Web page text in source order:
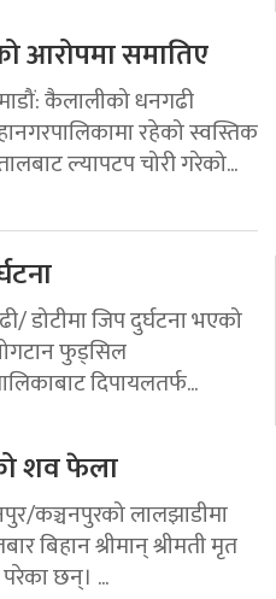
आरोपमा समातिए
कैलालीको धनगढी
रहेको स्वस्तिक
ल्यापटप चोरी गरेको...
डोटीमा जिप दुर्घटना भएको
फुड्सिल
दिपायलतर्फ...
शव फेला
कञ्चनपुरको लालझाडीमा
बिहान श्रीमान् श्रीमती मृत
छन्। ...